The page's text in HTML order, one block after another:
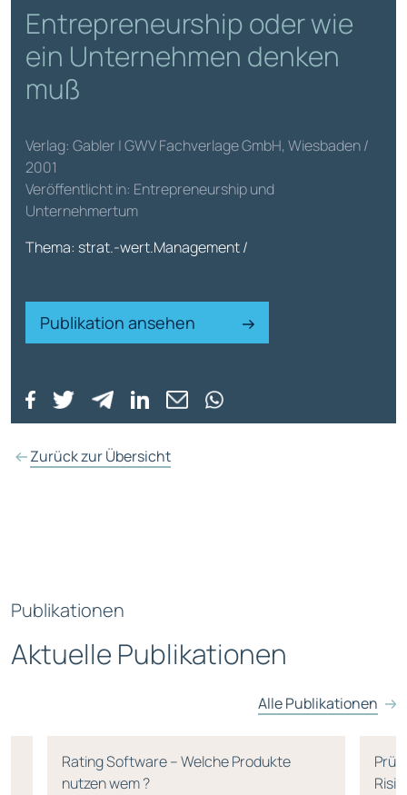
Entrepreneurship oder wie
ein Unternehmen denken
muß
Verlag: Gabler | GWV Fachverlage GmbH, Wiesbaden /
2001
Veröffentlicht in: Entrepreneurship und
Unternehmertum
Thema: strat.-wert.Management /
Publikation ansehen
Zurück zur Übersicht
Publikationen
Aktuelle Publikationen
Alle Publikationen
Rating Software – Welche Produkte
nutzen wem ?